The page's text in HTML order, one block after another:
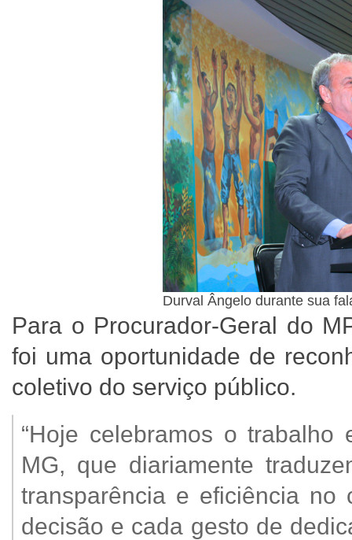
Durval Ângelo durante sua
Para o Procurador-Geral do
foi uma oportunidade de
coletivo do serviço público.
“Hoje celebramos o trabalho
MG, que diariamente
transparência e eficiência no
decisão e cada gesto de